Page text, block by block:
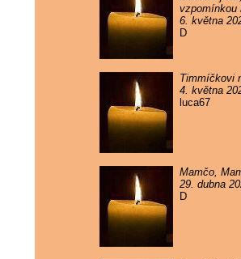
vzpomínkou
6. května
D
Timmíčkovi
4. května
luca67
Mamčo,
29. dubna
D